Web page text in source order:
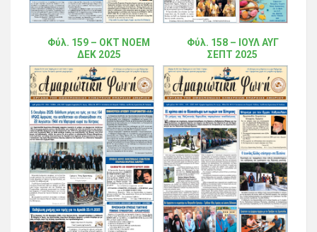
Φύλ. 159 – ΟΚΤ ΝΟΕΜ
ΔΕΚ 2025
Φύλ. 158 – ΙΟΥΛ ΑΥΓ
ΣΕΠΤ 2025